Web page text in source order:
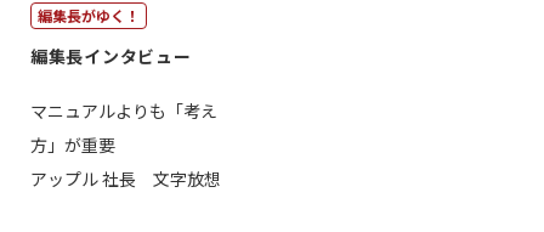
編集長がゆく！
編集長インタビュー
マニュアルよりも「考え
方」が重要
アップル 社長 文字放想